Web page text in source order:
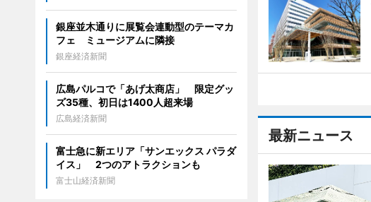
最新ニュース
銀座並木通りに展覧会連動型のテーマカ
フェ ミュージアムに隣接
銀座経済新聞
広島パルコで「あげ太商店」 限定グッ
ズ35種、初日は1400人超来場
広島経済新聞
富士急に新エリア「サンエックス パラダ
イス」 2つのアトラクションも
富士山経済新聞